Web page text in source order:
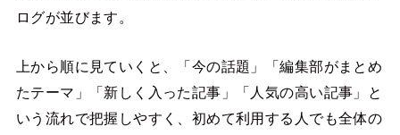
ログが並びます。
上から順に見ていくと、「今の話題」「編集部がまとめ
たテーマ」「新しく入った記事」「人気の高い記事」と
いう流れで把握しやすく、初めて利用する人でも全体の